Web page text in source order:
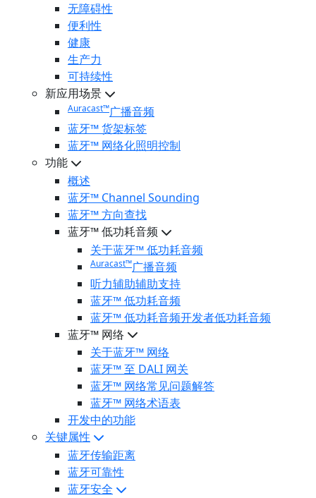
无障碍性
便利性
健康
生产力
可持续性
新应用场景
Auracast™广播音频
蓝牙™ 货架标签
蓝牙™ 网络化照明控制
功能
概述
蓝牙™ Channel Sounding
蓝牙™ 方向查找
蓝牙™ 低功耗音频
关于蓝牙™ 低功耗音频
Auracast™广播音频
听力辅助辅助支持
蓝牙™ 低功耗音频
蓝牙™ 低功耗音频开发者低功耗音频
蓝牙™ 网络
关于蓝牙™ 网络
蓝牙™ 至 DALI 网关
蓝牙™ 网络常见问题解答
蓝牙™ 网络术语表
开发中的功能
关键属性
蓝牙传输距离
蓝牙可靠性
蓝牙安全